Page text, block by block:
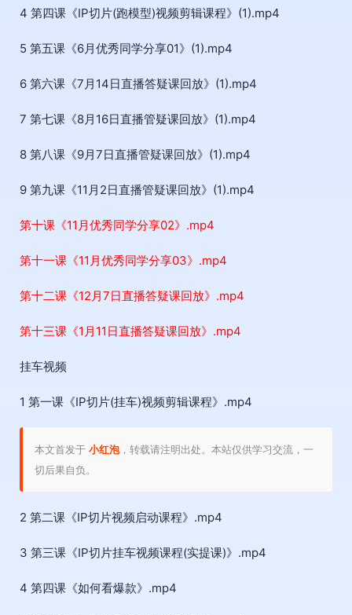
4 第四课《IP切片(跑模型)视频剪辑课程》(1).mp4
5 第五课《6月优秀同学分享01》(1).mp4
6 第六课《7月14日直播答疑课回放》(1).mp4
7 第七课《8月16日直播管疑课回放》(1).mp4
8 第八课《9月7日直播管疑课回放》(1).mp4
9 第九课《11月2日直播管疑课回放》(1).mp4
第十课《11月优秀同学分享02》.mp4
第十一课《11月优秀同学分享03》.mp4
第十二课《12月7日直播答疑课回放》.mp4
第十三课《1月11日直播答疑课回放》.mp4
挂车视频
1 第一课《IP切片(挂车)视频剪辑课程》.mp4
本文首发于 小红泡，转载请注明出处。本站仅供学习交流，一
切后果自负。
2 第二课《IP切片视频启动课程》.mp4
3 第三课《IP切片挂车视频课程(实提课)》.mp4
4 第四课《如何看爆款》.mp4